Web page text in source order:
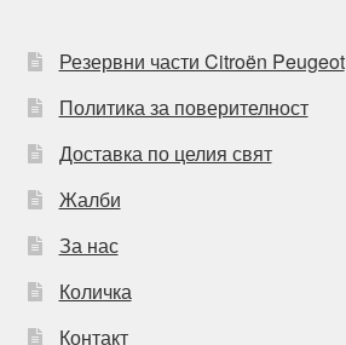
Резервни части Citroën Peugeot
Политика за поверителност
Доставка по целия свят
Жалби
За нас
Количка
Контакт